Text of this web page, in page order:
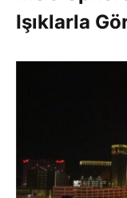
Işıklarla